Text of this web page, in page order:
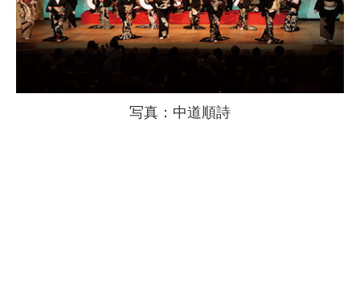
写真：中道順詩